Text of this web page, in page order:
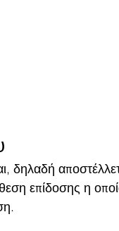
δηλαδή
επίδοσης η